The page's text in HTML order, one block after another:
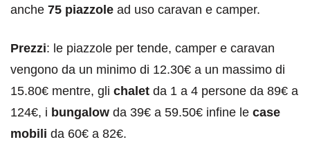
anche 75 piazzole ad uso caravan e camper.
Prezzi: le piazzole per tende, camper e caravan
vengono da un minimo di 12.30€ a un massimo di
15.80€ mentre, gli chalet da 1 a 4 persone da 89€ a
124€, i bungalow da 39€ a 59.50€ infine le case
mobili da 60€ a 82€.